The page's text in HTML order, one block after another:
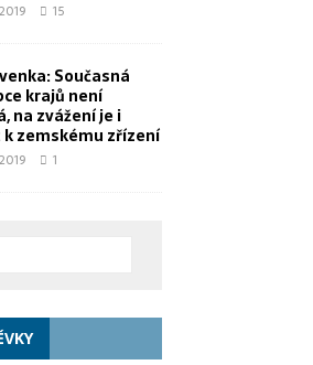
15
Současná
krajů není
na zvážení je i
zemskému zřízení
1